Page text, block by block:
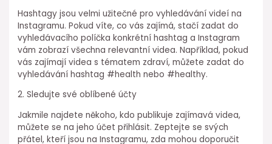
Hashtagy jsou velmi užitečné pro vyhledávání videí na
Instagramu. Pokud víte, co vás zajímá, stačí zadat do
vyhledávacího políčka konkrétní hashtag a Instagram
vám zobrazí všechna relevantní videa. Například, pokud
vás zajímají videa s tématem zdraví, můžete zadat do
vyhledávání hashtag #health nebo #healthy.
2. Sledujte své oblíbené účty
Jakmile najdete někoho, kdo publikuje zajímavá videa,
můžete se na jeho účet přihlásit. Zeptejte se svých
přátel, kteří jsou na Instagramu, zda mohou doporučit